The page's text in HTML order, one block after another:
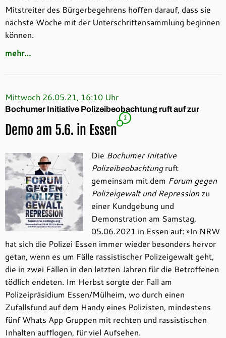
Mitstreiter des Bürgerbegehrens hoffen darauf, dass sie
nächste Woche mit der Unterschriftensammlung beginnen
können.
mehr…
Mittwoch 26.05.21, 16:10 Uhr
Bochumer Initiative Polizeibeobachtung ruft auf zur
Demo am 5.6. in Essen
2
Die Bochumer Initative
Polizeibeobachtungruft
gemeinsam mit dem Forum gegen
Polizeigewalt und Repressionzu
einer Kundgebung und
Demonstration am Samstag,
05.06.2021 in Essen auf: »In NRW
hat sich die Polizei Essen immer wieder besonders hervor
getan, wenn es um Fälle rassistischer Polizeigewalt geht,
die in zwei Fällen in den letzten Jahren für die Betroffenen
tödlich endeten. Im Herbst sorgte der Fall am
Polizeipräsidium Essen/Mülheim, wo durch einen
Zufallsfund auf dem Handy eines Polizisten, mindestens
fünf Whats App Gruppen mit rechten und rassistischen
Inhalten aufflogen, für viel Aufsehen.